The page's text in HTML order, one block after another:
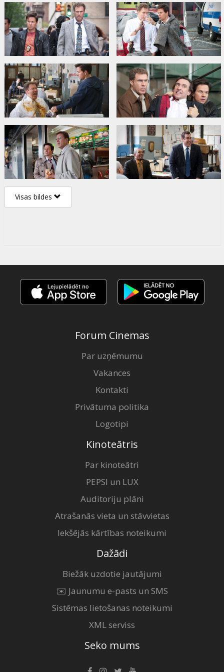
Visas bildes
Forum Cinemas
Par uzņēmumu
Vakances
Kontakti
Privātuma politika
Logotipi
Kinoteātris
Par kinoteātri
PEPSI un LUX
Auditoriju plāni
Atrašanās vieta un stāvvietas
Iekšējās kārtības noteikumi
Dažādi
Biežāk uzdotie jautājumi
✉️ Jaunumu e-pasts un SMS
Sistēmas lietošanas noteikumi
XML serviss
Seko mums